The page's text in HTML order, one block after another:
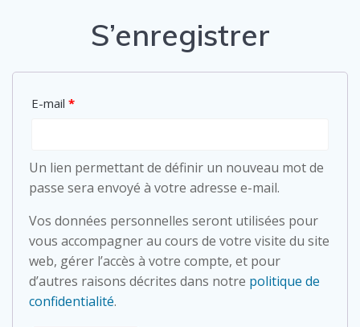
S’enregistrer
E-mail *
Un lien permettant de définir un nouveau mot de
passe sera envoyé à votre adresse e-mail.
Vos données personnelles seront utilisées pour
vous accompagner au cours de votre visite du site
web, gérer l’accès à votre compte, et pour
d’autres raisons décrites dans notre politique de
confidentialité.